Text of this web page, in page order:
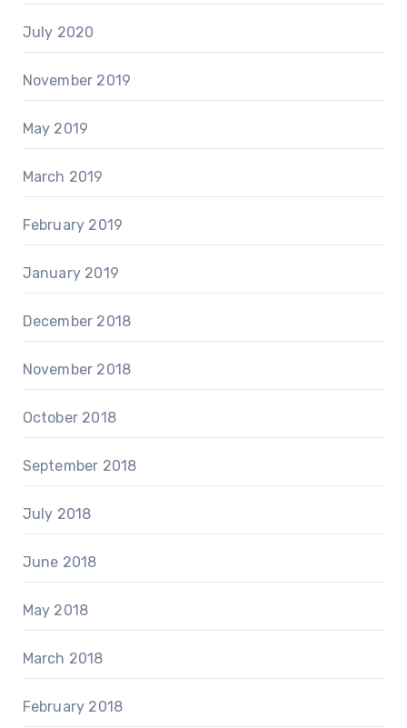
July 2020
November 2019
May 2019
March 2019
February 2019
January 2019
December 2018
November 2018
October 2018
September 2018
July 2018
June 2018
May 2018
March 2018
February 2018